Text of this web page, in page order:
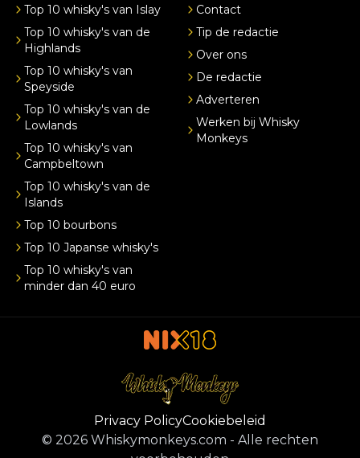
Top 10 whisky's van Islay
Top 10 whisky's van de
Highlands
Top 10 whisky's van
Speyside
Top 10 whisky's van de
Lowlands
Top 10 whisky's van
Campbeltown
Top 10 whisky's van de
Islands
Top 10 bourbons
Top 10 Japanse whisky's
Top 10 whisky's van
minder dan 40 euro
Contact
Tip de redactie
Over ons
De redactie
Adverteren
Werken bij Whisky
Monkeys
Privacy PolicyCookiebeleid
© 2026 Whiskymonkeys.com - Alle rechten